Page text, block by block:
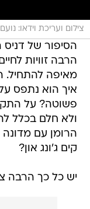
צילום ועריכת וידאו:
הסיפור של דניס
הרבה זוויות
מאיפה
איך הוא נתפס
פשוטה? על
ולא חלם בכלל
הרומן עם
קים ג'ונג און?
יש כל כך הרבה